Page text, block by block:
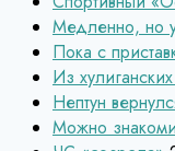
Медленно, но
Пока с
Из
Нептун
Можно